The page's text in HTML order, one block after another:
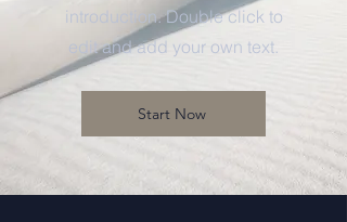
introduction. Double click to
edit and add your own text.
Start Now